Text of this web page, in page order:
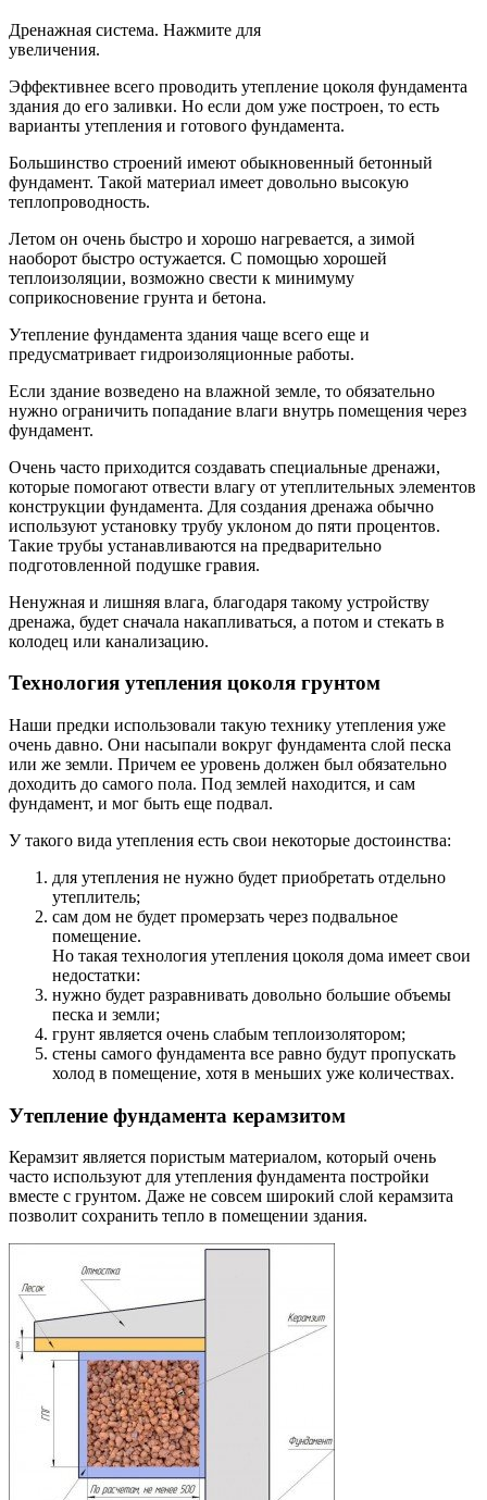
Дренажная система. Нажмите для
увеличения.
Эффективнее всего проводить утепление цоколя фундамента
здания до его заливки. Но если дом уже построен, то есть
варианты утепления и готового фундамента.
Большинство строений имеют обыкновенный бетонный
фундамент. Такой материал имеет довольно высокую
теплопроводность.
Летом он очень быстро и хорошо нагревается, а зимой
наоборот быстро остужается. С помощью хорошей
теплоизоляции, возможно свести к минимуму
соприкосновение грунта и бетона.
Утепление фундамента здания чаще всего еще и
предусматривает гидроизоляционные работы.
Если здание возведено на влажной земле, то обязательно
нужно ограничить попадание влаги внутрь помещения через
фундамент.
Очень часто приходится создавать специальные дренажи,
которые помогают отвести влагу от утеплительных элементов
конструкции фундамента. Для создания дренажа обычно
используют установку трубу уклоном до пяти процентов.
Такие трубы устанавливаются на предварительно
подготовленной подушке гравия.
Ненужная и лишняя влага, благодаря такому устройству
дренажа, будет сначала накапливаться, а потом и стекать в
колодец или канализацию.
Технология утепления цоколя грунтом
Наши предки использовали такую технику утепления уже
очень давно. Они насыпали вокруг фундамента слой песка
или же земли. Причем ее уровень должен был обязательно
доходить до самого пола. Под землей находится, и сам
фундамент, и мог быть еще подвал.
У такого вида утепления есть свои некоторые достоинства:
для утепления не нужно будет приобретать отдельно
утеплитель;
сам дом не будет промерзать через подвальное
помещение.
Но такая технология утепления цоколя дома имеет свои
недостатки:
нужно будет разравнивать довольно большие объемы
песка и земли;
грунт является очень слабым теплоизолятором;
стены самого фундамента все равно будут пропускать
холод в помещение, хотя в меньших уже количествах.
Утепление фундамента керамзитом
Керамзит является пористым материалом, который очень
часто используют для утепления фундамента постройки
вместе с грунтом. Даже не совсем широкий слой керамзита
позволит сохранить тепло в помещении здания.